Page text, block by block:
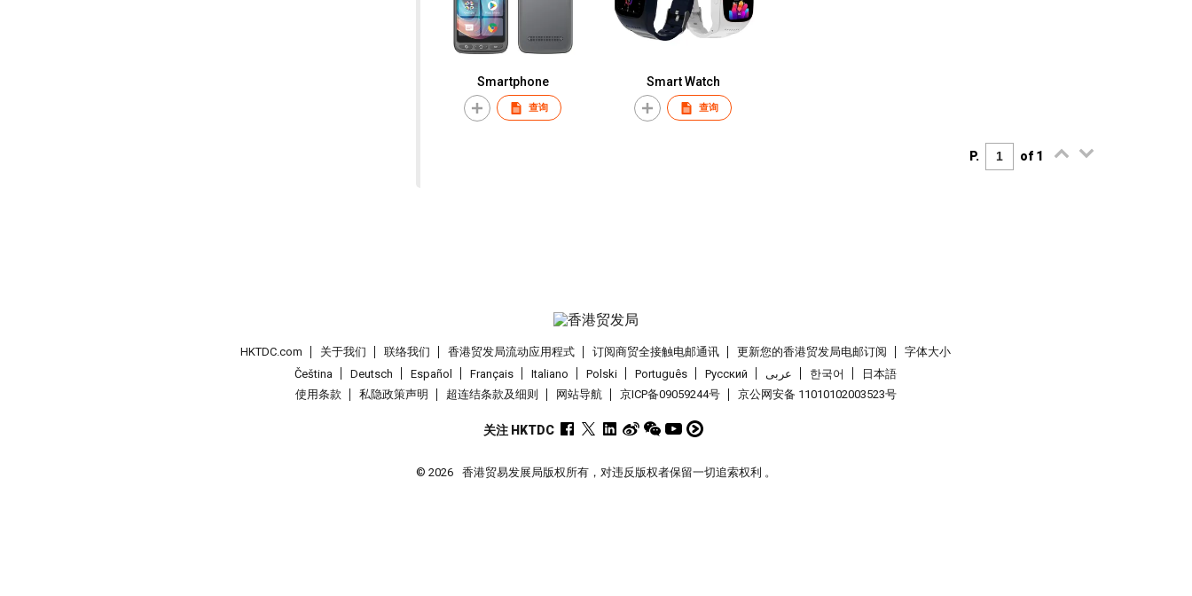
Smartphone
查询
Smart Watch
查询
P. of 1
HKTDC.com 关于我们 联络我们 香港贸发局流动应用程式 订阅商贸全接触电邮通讯 更新您的香港贸发局电邮订阅
字体大小
Čeština
Deutsch Español Français Italiano Polski Português Pусский عربى 한국어
日本語
使用条款
私隐政策声明 超连结条款及细则 网站导航 京ICP备09059244号 京公网安备 11010102003523号
关注 HKTDC
© 2026 香港贸易发展局版权所有，对违反版权者保留一切追索权利 。